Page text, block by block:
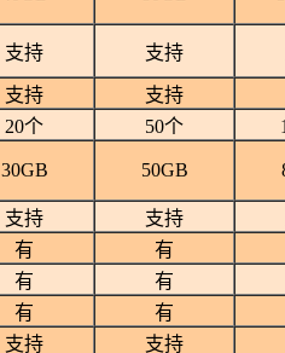
支持 支持
支持 支持
20个 50个
30GB 50GB
支持 支持
有 有
有 有
有 有
支持 支持